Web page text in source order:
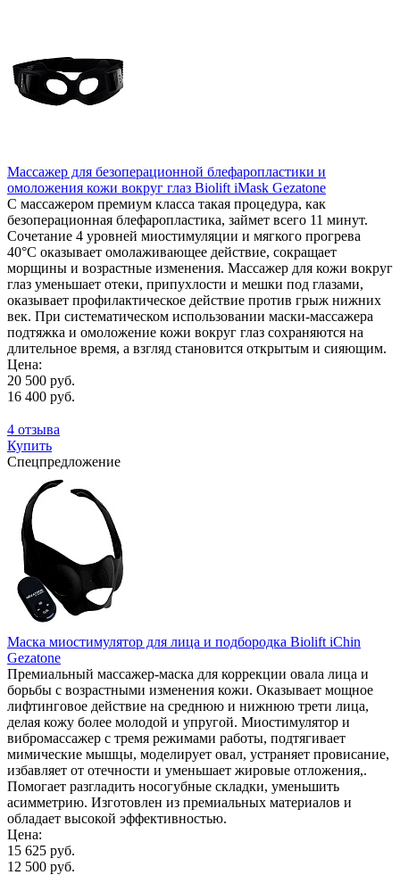
Массажер для безоперационной блефаропластики и
омоложения кожи вокруг глаз Biolift iMask Gezatone
С массажером премиум класса такая процедура, как
безоперационная блефаропластика, займет всего 11 минут.
Сочетание 4 уровней миостимуляции и мягкого прогрева
40°С оказывает омолаживающее действие, сокращает
морщины и возрастные изменения. Массажер для кожи вокруг
глаз уменьшает отеки, припухлости и мешки под глазами,
оказывает профилактическое действие против грыж нижних
век. При систематическом использовании маски-массажера
подтяжка и омоложение кожи вокруг глаз сохраняются на
длительное время, а взгляд становится открытым и сияющим.
Цена:
20 500 руб.
16 400 руб.
4 отзыва
Купить
Спецпредложение
Маска миостимулятор для лица и подбородка Biolift iChin
Gezatone
Премиальный массажер-маска для коррекции овала лица и
борьбы с возрастными изменения кожи. Оказывает мощное
лифтинговое действие на среднюю и нижнюю трети лица,
делая кожу более молодой и упругой. Миостимулятор и
вибромассажер с тремя режимами работы, подтягивает
мимические мышцы, моделирует овал, устраняет провисание,
избавляет от отечности и уменьшает жировые отложения,.
Помогает разгладить носогубные складки, уменьшить
асимметрию. Изготовлен из премиальных материалов и
обладает высокой эффективностью.
Цена:
15 625 руб.
12 500 руб.